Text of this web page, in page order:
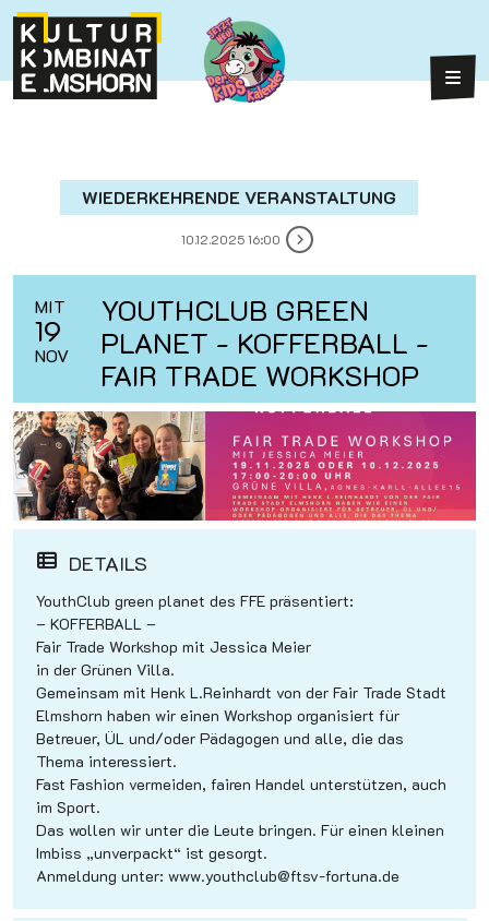
Weiter zum Inhalt
Weiter zum Fuß der Seite
WIEDERKEHRENDE VERANSTALTUNG
10.12.2025 16:00
MIT
19
NOV
YOUTHCLUB GREEN
PLANET - KOFFERBALL -
FAIR TRADE WORKSHOP
DETAILS
YouthClub green planet des FFE präsentiert:
– KOFFERBALL –
Fair Trade Workshop mit Jessica Meier
in der Grünen Villa.
Gemeinsam mit Henk L.Reinhardt von der Fair Trade Stadt
Elmshorn haben wir einen Workshop organisiert für
Betreuer, ÜL und/oder Pädagogen und alle, die das
Thema interessiert.
Fast Fashion vermeiden, fairen Handel unterstützen, auch
im Sport.
Das wollen wir unter die Leute bringen. Für einen kleinen
Imbiss „unverpackt“ ist gesorgt.
Anmeldung unter: www.youthclub@ftsv-fortuna.de